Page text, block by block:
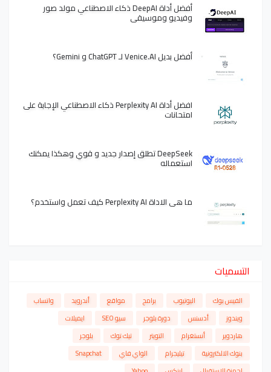
أفضل أداة DeepAI ذكاء الاصطناعي مولد صور
وفيديو وموسيقى
أفضل بديل Venice.AI لـ ChatGPT و Gemini؟
افضل أداة Perplexity AI ذكاء الاصطناعي الإجابة على
امتحانات
DeepSeek تطلق إصدار جديد و قوي وهكذا يمكنك
استعماله
ما هي الاداة Perplexity AI كيف تعمل واستخدم؟
التسميات
الفيس بوك اليوتيوب برامج مواقع أندرويد
واتساب
ويندوز
أدسنس دورة بلوجر سيو SEO
ايميلات
هاردوير
أنستغرام التويتر تيك توك
بلوجر
بنوك الالكترونية
تيليجرام الواي فاي
Snapchat